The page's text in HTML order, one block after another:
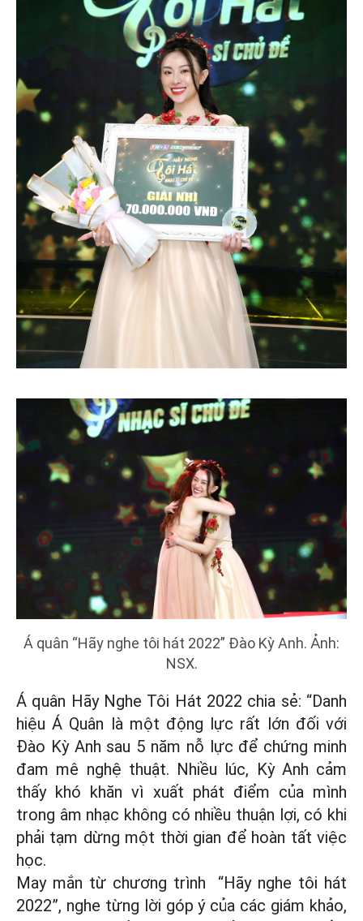
Á quân “Hãy nghe tôi hát 2022” Đào Kỳ Anh. Ảnh:
NSX.
Á quân Hãy Nghe Tôi Hát 2022 chia sẻ: “Danh
hiệu Á Quân là một động lực rất lớn đối với
Đào Kỳ Anh sau 5 năm nỗ lực để chứng minh
đam mê nghệ thuật. Nhiều lúc, Kỳ Anh cảm
thấy khó khăn vì xuất phát điểm của mình
trong âm nhạc không có nhiều thuận lợi, có khi
phải tạm dừng một thời gian để hoàn tất việc
học.
May mắn từ chương trình “Hãy nghe tôi hát
2022”, nghe từng lời góp ý của các giám khảo,